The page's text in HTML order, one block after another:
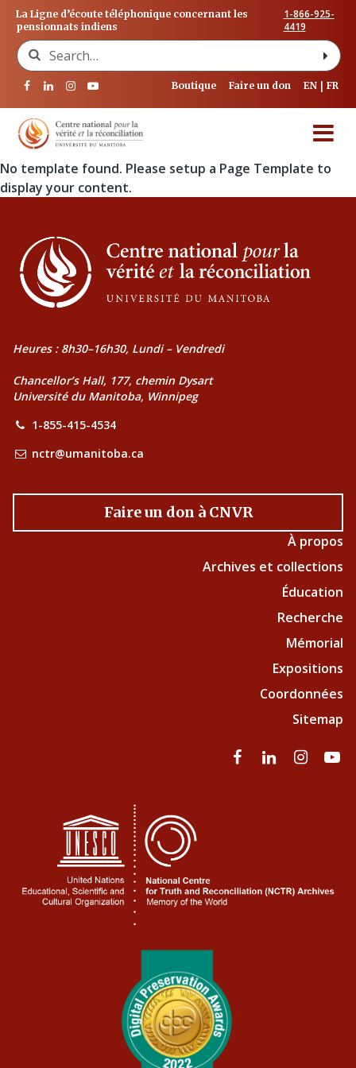
La Ligne d’écoute téléphonique concernant les
pensionnats indiens
1-866-925-
4419
Search for:
Boutique Faire un don EN FR
No template found. Please setup a Page Template to
display your content.
Heures : 8h30–16h30, Lundi – Vendredi
Chancellor’s Hall, 177, chemin Dysart
Université du Manitoba, Winnipeg
1-855-415-4534
nctr@umanitoba.ca
Faire un don à CNVR
À propos
Archives et collections
Éducation
Recherche
Mémorial
Expositions
Coordonnées
Sitemap